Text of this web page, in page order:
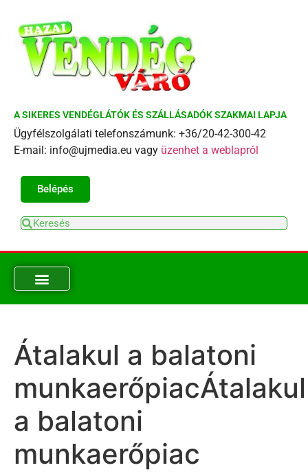
A SIKERES VENDÉGLÁTÓK ÉS SZÁLLÁSADÓK SZAKMAI LAPJA
Ügyfélszolgálati telefonszámunk: +36/20-42-300-42
E-mail: info@ujmedia.eu vagy üzenhet a weblapról
Belépés
Átalakul a balatoni
munkaerőpiacÁtalakul
a balatoni
munkaerőpiac